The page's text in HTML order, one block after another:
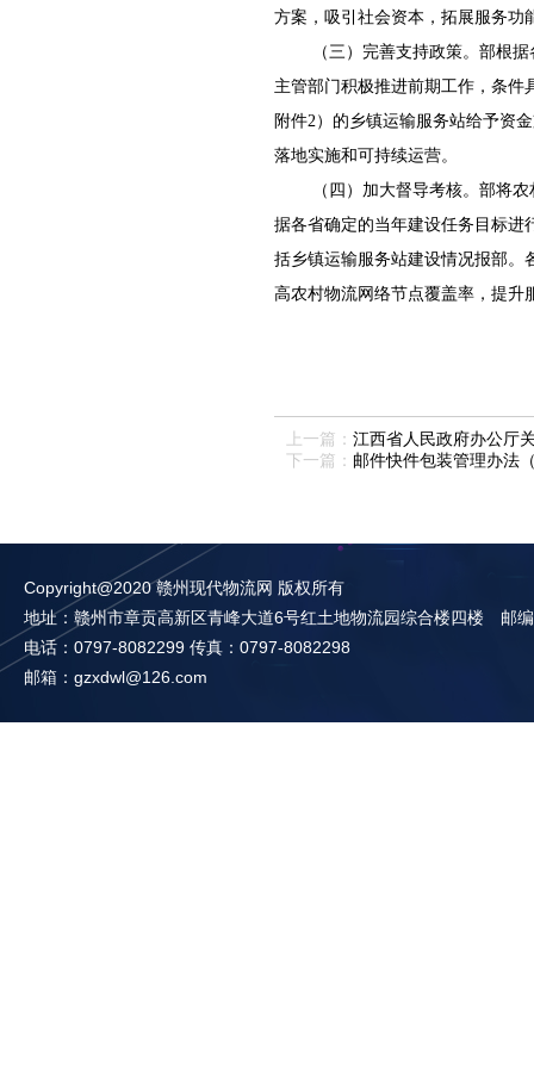
方案，吸引社会资本，拓展服务功
（三）完善支持政策。部根
主管部门积极推进前期工作，条件
附件2）的乡镇运输服务站给予资
落地实施和可持续运营。
（四）加大督导考核。部将
据各省确定的当年建设任务目标进
括乡镇运输服务站建设情况报部。
高农村物流网络节点覆盖率，提升
上一篇： 江西省人民政府办公厅
下一篇： 邮件快件包装管理办法
Copyright@2020 赣州现代物流网 版权所有
地址：赣州市章贡高新区青峰大道6号红土地物流园综合楼四楼 邮
电话：0797-8082299 传真：0797-8082298
邮箱：gzxdwl@126.com